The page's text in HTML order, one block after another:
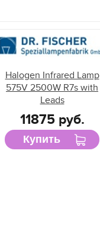
Halogen Infrared Lamp
575V 2500W R7s with
Leads
11875 руб.
Купить